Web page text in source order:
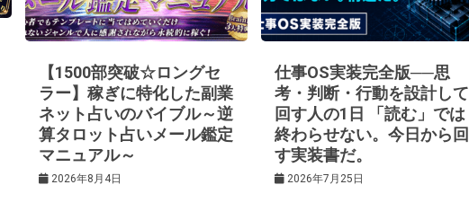
【1500部突破☆ロングセ
ラー】稼ぎに特化した副業
ネット占いのバイブル～逆
算タロット占いメール鑑定
マニュアル～
2026年8月4日
仕事OS実装完全版──思
考・判断・行動を設計して
回す人の1日 「読む」では
終わらせない。今日から回
す実装書だ。
2026年7月25日